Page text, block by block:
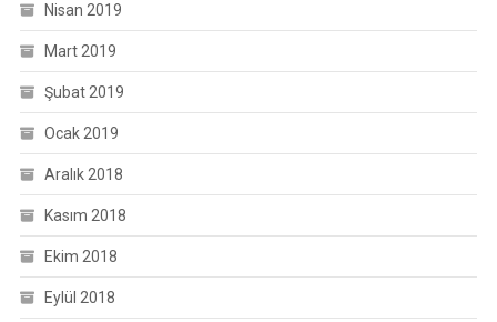
Nisan 2019
Mart 2019
Şubat 2019
Ocak 2019
Aralık 2018
Kasım 2018
Ekim 2018
Eylül 2018